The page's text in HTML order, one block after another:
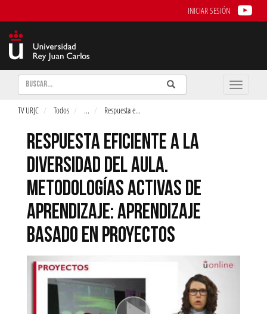
INICIAR SESIÓN
Buscar Enviar
Buscar
Toggle
TV URJC Todos ... Respuesta e...
RESPUESTA EFICIENTE A LA
DIVERSIDAD DEL AULA.
METODOLOGÍAS ACTIVAS DE
APRENDIZAJE: APRENDIZAJE
BASADO EN PROYECTOS